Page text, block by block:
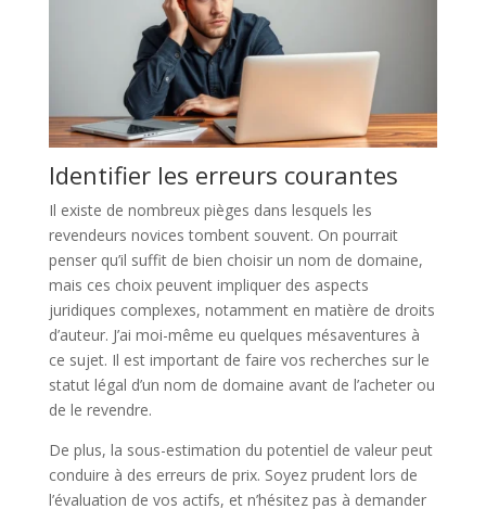
Identifier les erreurs courantes
Il existe de nombreux pièges dans lesquels les
revendeurs novices tombent souvent. On pourrait
penser qu’il suffit de bien choisir un nom de domaine,
mais ces choix peuvent impliquer des aspects
juridiques complexes, notamment en matière de droits
d’auteur. J’ai moi-même eu quelques mésaventures à
ce sujet. Il est important de faire vos recherches sur le
statut légal d’un nom de domaine avant de l’acheter ou
de le revendre.
De plus, la sous-estimation du potentiel de valeur peut
conduire à des erreurs de prix. Soyez prudent lors de
l’évaluation de vos actifs, et n’hésitez pas à demander